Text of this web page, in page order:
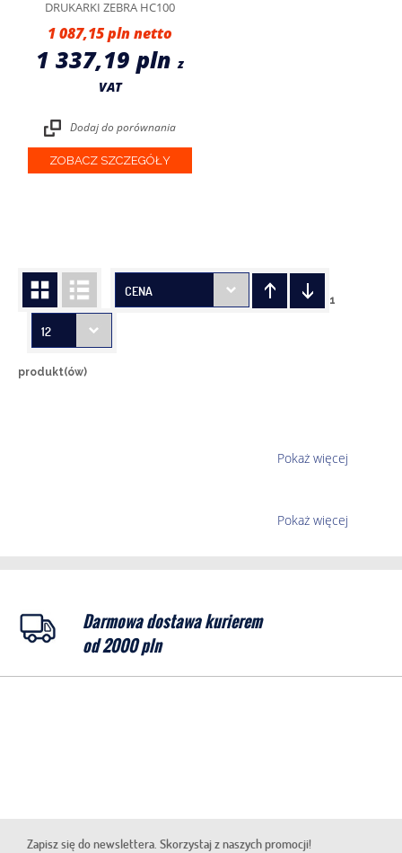
DRUKARKI ZEBRA HC100
1 087,15 pln
1 337,19 plnz
VAT
Dodaj do porównania
ZOBACZ SZCZEGÓŁY
CENA
12
1
produkt(ów)
Pokaż więcej
Pokaż więcej
Darmowa dostawa kurierem
od 2000 pln
Zapisz się do newslettera. Skorzystaj z naszych promocji!